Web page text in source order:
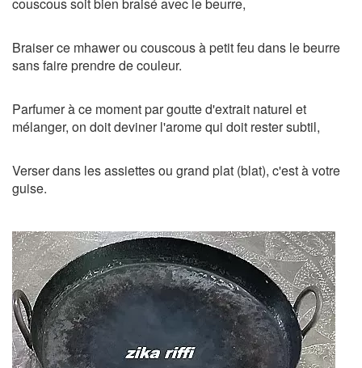
couscous soit bien braisé avec le beurre,
Braiser ce mhawer ou couscous à petit feu dans le beurre
sans faire prendre de couleur.
Parfumer à ce moment par goutte d'extrait naturel et
mélanger, on doit deviner l'arome qui doit rester subtil,
Verser dans les assiettes ou grand plat (blat), c'est à votre
guise.